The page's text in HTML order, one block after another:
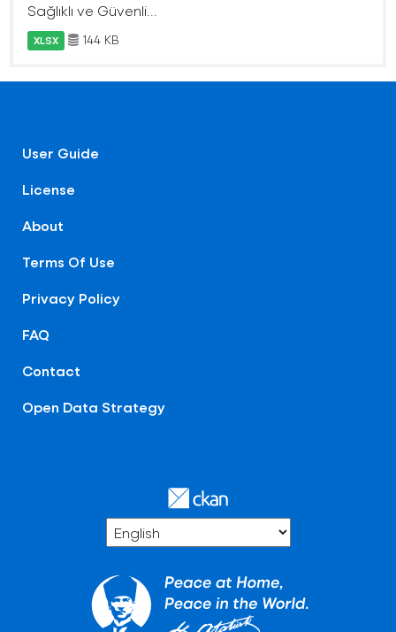
Sağlıklı ve Güvenli...
XLSX 144 KB
User Guide
License
About
Terms Of Use
Privacy Policy
FAQ
Contact
Open Data Strategy